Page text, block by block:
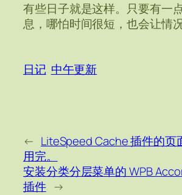
有些日子就是这样。只要有一
息，哪怕时间很短，也会让情
日记 中午更新
← LiteSpeed Cache 插件的页
用完。
安装分类分层菜单的 WPB
插件 →